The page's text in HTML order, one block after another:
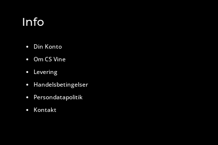
Info
Din Konto
Om CS Vine
Levering
Handelsbetingelser
Persondatapolitik
Kontakt